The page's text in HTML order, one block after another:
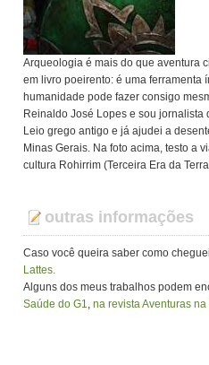
Arqueologia é mais do que aventura
em livro poeirento: é uma ferramenta
humanidade pode fazer consigo
Reinaldo José Lopes e sou
Leio grego antigo e já ajudei a
Minas Gerais. Na foto acima, testo a
cultura Rohirrim (Terceira Era da
outras informações
Caso você queira saber como
Lattes.
Alguns dos meus trabalhos podem
Saúde do G1, na revista Aventuras